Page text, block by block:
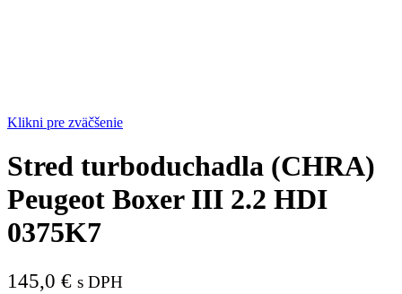
Klikni pre zväčšenie
Stred turboduchadla (CHRA)
Peugeot Boxer III 2.2 HDI
0375K7
145,0 € s DPH